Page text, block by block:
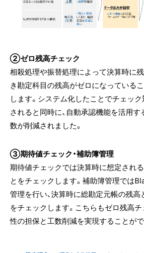
②ゼロ残高チェック
相殺処理や振替処理によって決算時に
き勘定科目の残高がゼロになっている
します。システム化したことでチェッ
されると同時に、自動承認機能を活用
数が削減されました。
③期待値チェック・補助簿管理
期待値チェックでは決算時に想定され
とをチェックします。補助簿管理では
管理を行い、決算時に総勘定元帳の残
をチェックします。こちらもゼロ残高チ
性の担保と工数削減を実現することがで